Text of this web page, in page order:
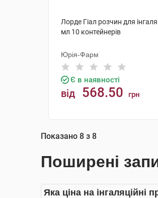
Лорде Гіал розчин для
мл 10 контейнерів
Юрія-Фарм
Є в наявності
від 568.50 грн
Показано 8 з 8
Поширені
Яка ціна на інгаляційні